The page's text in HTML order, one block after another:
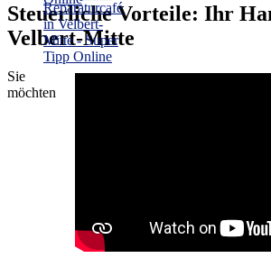
Steuerliche Vorteile: Ihr
Velbert-Mitte
Sie
möchten